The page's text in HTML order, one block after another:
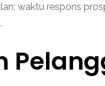
waktu respons